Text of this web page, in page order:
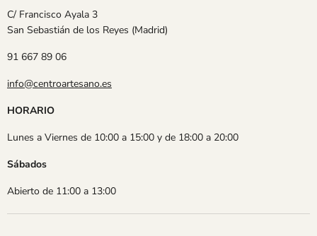
C/ Francisco Ayala 3
San Sebastián de los Reyes (Madrid)
91 667 89 06
info@centroartesano.es
HORARIO
Lunes a Viernes de 10:00 a 15:00 y de 18:00 a 20:00
Sábados
Abierto de 11:00 a 13:00